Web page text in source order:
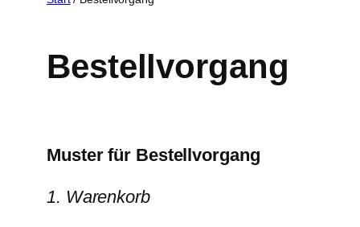
Bestellvorgang
Muster für Bestellvorgang
1. Warenkorb